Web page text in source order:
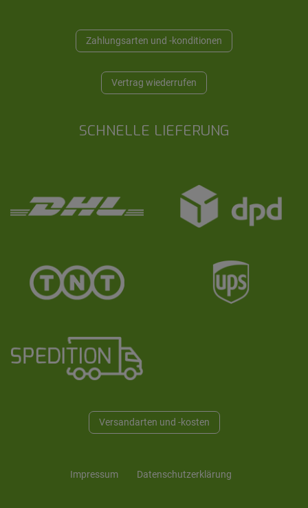
Zahlungsarten und -konditionen
Vertrag wiederrufen
SCHNELLE LIEFERUNG
Versandarten und -kosten
Impressum Daten­schutz­erklärung